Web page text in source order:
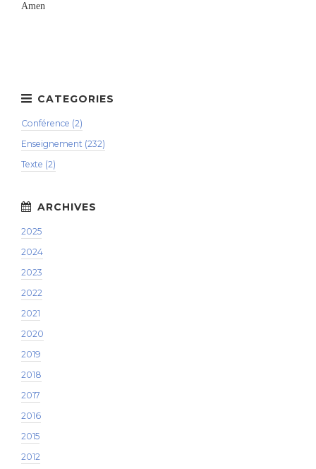
Amen
Conférence (2)
Enseignement (232)
Texte (2)
2025
2024
2023
2022
2021
2020
2019
2018
2017
2016
2015
2012